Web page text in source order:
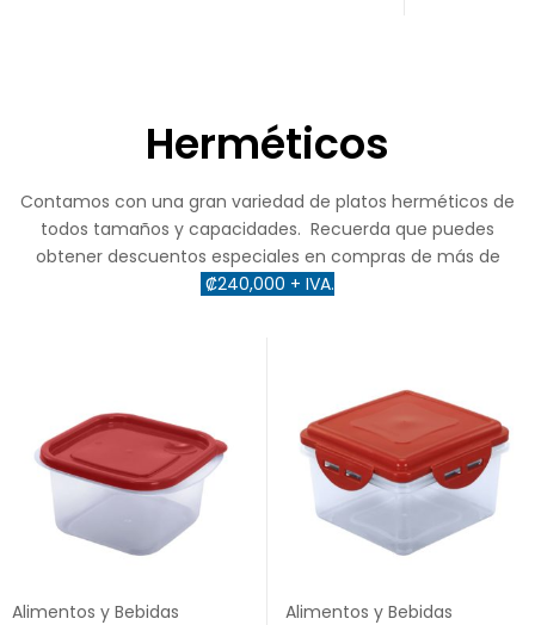
Herméticos
Contamos con una gran variedad de platos herméticos de
todos tamaños y capacidades. Recuerda que puedes
obtener descuentos especiales en compras de más de
₡240,000 + IVA.
Alimentos y Bebidas
Alimentos y Bebidas